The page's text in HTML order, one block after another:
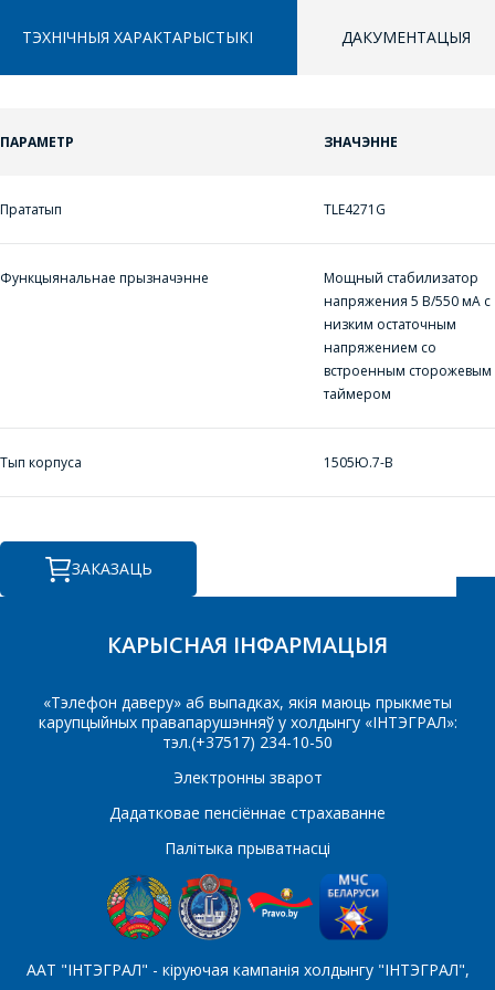
ТЭХНІЧНЫЯ ХАРАКТАРЫСТЫКІ ДАКУМЕНТАЦЫЯ
ПАРАМЕТР ЗНАЧЭННЕ
Прататып TLE4271G
Функцыянальнае прызначэнне
Мощный стабилизатор
напряжения 5 В/550 мА с
низким остаточным
напряжением со
встроенным сторожевым
таймером
Тып корпуса 1505Ю.7-В
ЗАКАЗАЦЬ
КАРЫСНАЯ ІНФАРМАЦЫЯ
«Тэлефон даверу» аб выпадках, якія маюць прыкметы
карупцыйных правапарушэнняў у холдынгу «ІНТЭГРАЛ»:
тэл.(+37517) 234-10-50
Электронны зварот
Дадатковае пенсіённае страхаванне
Палітыка прыватнасці
ААТ "ІНТЭГРАЛ" - кіруючая кампанія холдынгу "ІНТЭГРАЛ",
МЕНЕДЖЭРЫ
КАМПАНІІ З
АДКАЖУЦЬ НА
ВАШЫ ПЫТАННІ,
КОШТ ПАСЛУГ І
ПАДРЫХТУЮЦЬ
ІНДЫВІДУАЛЬНАЕ
Тэлефон*
E-mail
Які цікавіць тавар/паслуга